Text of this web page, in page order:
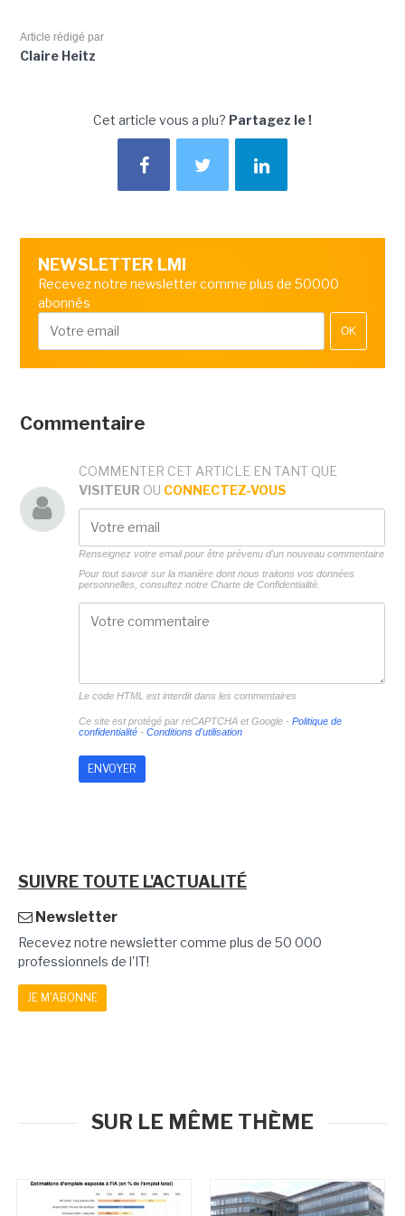
Article rédigé par
Claire Heitz
Cet article vous a plu? Partagez le !
NEWSLETTER LMI
Recevez notre newsletter comme plus de 50000
abonnés
OK
Commentaire
COMMENTER CET ARTICLE EN TANT QUE
VISITEUR OU CONNECTEZ-VOUS
Renseignez votre email pour être prévenu d'un nouveau commentaire
Pour tout savoir sur la manière dont nous traitons vos données
personnelles, consultez notre Charte de Confidentialité.
Le code HTML est interdit dans les commentaires
Ce site est protégé par reCAPTCHA et Google - Politique de
confidentialité- Conditions d'utilisation
SUIVRE TOUTE L'ACTUALITÉ
Newsletter
Recevez notre newsletter comme plus de 50 000
professionnels de l'IT!
JE M'ABONNE
SUR LE MÊME THÈME